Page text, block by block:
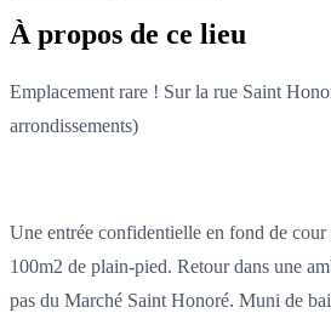
À propos de ce lieu
Emplacement rare ! Sur la rue Saint
arrondissements)
Une entrée confidentielle en fond de cour
100m2 de plain-pied. Retour dans une
pas du Marché Saint Honoré. Muni de